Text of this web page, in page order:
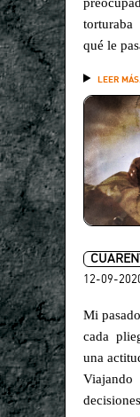
qué le
LEER
12-09-
Mi
cada
una
Viajando
decisiones